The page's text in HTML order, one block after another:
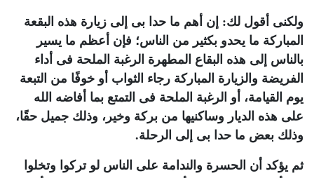
ولكنى أقول لك: إن أهم ما حدا بى إلى زيارة هذه البقعة
المباركة ما يحدو بكثير من الناس؛ فإن أعظم ما يسير
بالناس إلى هذه البقاع المطهرة الرغبة الملحة فى أداء
الفريضة والزيارة المباركة رجاء الثواب أو خوفًا من التبعة
يوم القيامة، أو الرغبة الملحة فى التمتع بما أفاضه الله
على هذه الديار وساكنيها من بركة وخير، وذلك جميل حقًا،
وذلك بعض ما حدا بى إلى الرحلة.
ثم يؤكد أن الحسرة والندامة على الناس لو تركوا وتخلوا